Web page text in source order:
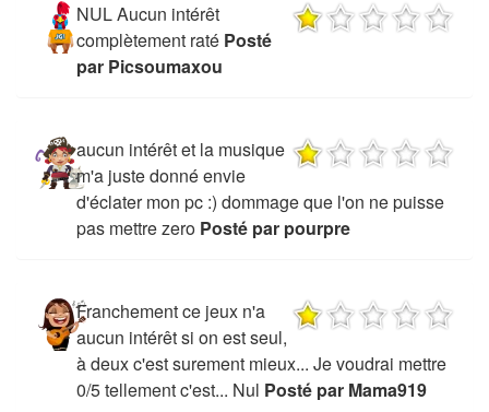
NUL Aucun intérêt
complètement raté Posté
par Picsoumaxou
aucun intérêt et la musique
m'a juste donné envie
d'éclater mon pc :) dommage que l'on ne puisse
pas mettre zero Posté par pourpre
Franchement ce jeux n'a
aucun intérêt si on est seul,
à deux c'est surement mieux... Je voudrai mettre
0/5 tellement c'est... Nul Posté par Mama919